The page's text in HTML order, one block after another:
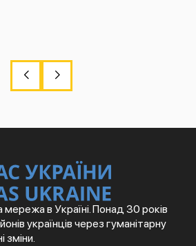
мережа в Україні. Понад 30 років
українців через гуманітарну
зміни.